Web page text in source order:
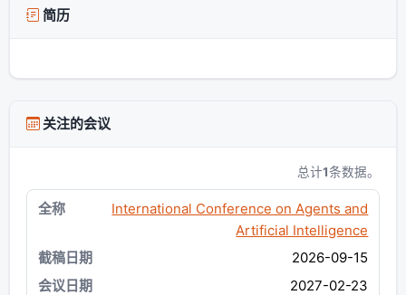
简历
关注的会议
总计1条数据。
International Conference on Agents and
Artificial Intelligence
2026-09-15
2027-02-23